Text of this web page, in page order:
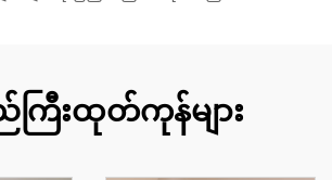
ကြီးထုတ်ကုန်များ